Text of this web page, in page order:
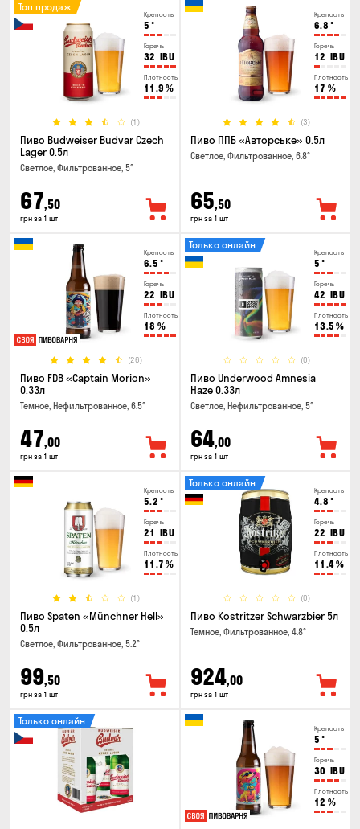
Крепость
5 °
Горечь
32 IBU
Плотность
11.9 %
(1)
Топ продаж
Пиво Budweiser Budvar Czech
Lager 0.5л
Светлое, Фильтрованное, 5°
67,50
грн за 1 шт
Крепость
6.8 °
Горечь
12 IBU
Плотность
17 %
(3)
Пиво ППБ «Авторське» 0.5л
Светлое, Фильтрованное, 6.8°
65,50
грн за 1 шт
Крепость
6.5 °
Горечь
22 IBU
Плотность
18 %
(26)
Пиво FDB «Captain Morion»
0.33л
Темное, Нефильтрованное, 6.5°
47,00
грн за 1 шт
Крепость
5 °
Горечь
42 IBU
Плотность
13.5 %
(0)
Только онлайн
Пиво Underwood Amnesia
Haze 0.33л
Светлое, Нефильтрованное, 5°
64,00
грн за 1 шт
Крепость
5.2 °
Горечь
21 IBU
Плотность
11.7 %
(1)
Пиво Spaten «Münchner Hell»
0.5л
Светлое, Фильтрованное, 5.2°
99,50
грн за 1 шт
Крепость
4.8 °
Горечь
22 IBU
Плотность
11.4%
(0)
Только онлайн
Пиво Kostritzer Schwarzbier 5л
Темное, Фильтрованное, 4.8°
924,00
грн за 1 шт
Только онлайн
Крепость
5 °
Горечь
30 IBU
Плотность
12 %